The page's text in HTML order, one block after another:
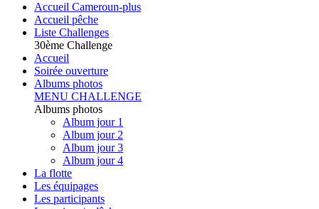
Accueil Cameroun-plus
Accueil pêche
Liste Challenges
30ème Challenge
Accueil
Soirée ouverture
Albums photos
MENU CHALLENGE
Albums photos
Album jour 1
Album jour 2
Album jour 3
Album jour 4
La flotte
Les équipages
Les participants